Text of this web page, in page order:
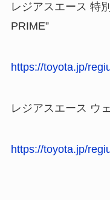
レジアスエース 特
PRIME”
https://toyota.jp/
レジアスエース ウ
https://toyota.jp/